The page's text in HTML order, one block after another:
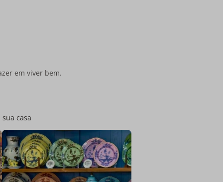
em viver bem.
casa